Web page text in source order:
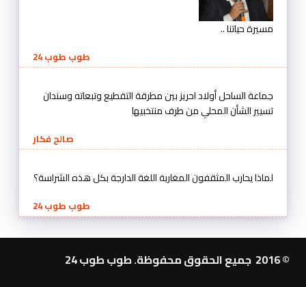
مسيرة حياتنا ..
طوب طوب 24
جماعة الساحل أولاد احريز بين مطرقة التقطيع وتبعاته وسندان
تسيير الشأن المحلي من طرف منتخبيها
صالح فكار
لماذا يحارب المثقفون المغاربة اللغة الدارجة بكل هذه الشراسة؟
طوب طوب 24
© 2016 جميع الحقوق محفوظة. طوب طوب 24